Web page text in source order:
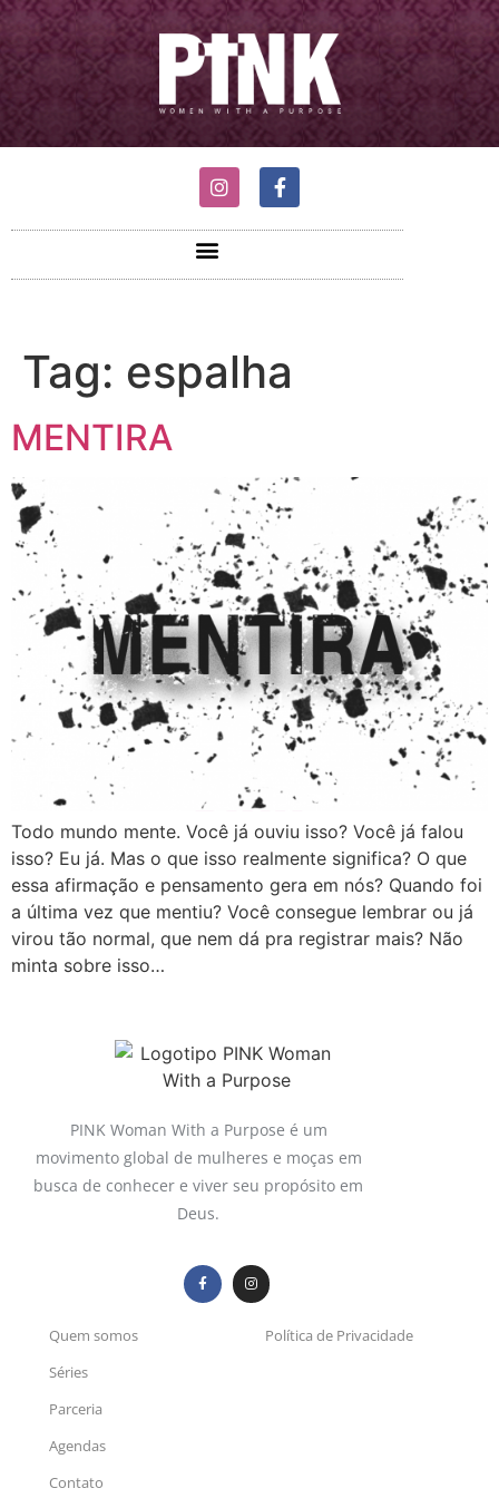
Tag: espalha
MENTIRA
Todo mundo mente. Você já ouviu isso? Você já falou
isso? Eu já. Mas o que isso realmente significa? O que
essa afirmação e pensamento gera em nós? Quando foi
a última vez que mentiu? Você consegue lembrar ou já
virou tão normal, que nem dá pra registrar mais? Não
minta sobre isso…
PINK Woman With a Purpose é um
movimento global de mulheres e moças em
busca de conhecer e viver seu propósito em
Deus.
Quem somos
Séries
Parceria
Agendas
Contato
Política de Privacidade